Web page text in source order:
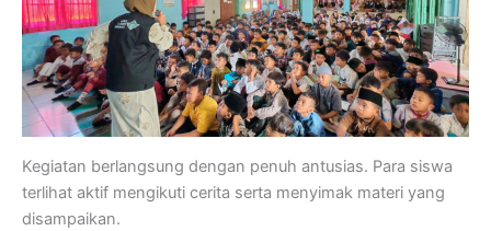
Kegiatan berlangsung dengan penuh antusias. Para siswa
terlihat aktif mengikuti cerita serta menyimak materi yang
disampaikan.